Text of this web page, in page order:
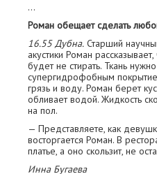
…
Роман обещает сделать
16.55 Дубна. Старший
акустики Роман
будет не стирать. Ткань
супергидрофобным
грязь и воду. Роман берет
обливает водой. Жидкость
на пол.
— Представляете, как
восторгается Роман. В
платье, а оно скользит, не
Инна Бугаева